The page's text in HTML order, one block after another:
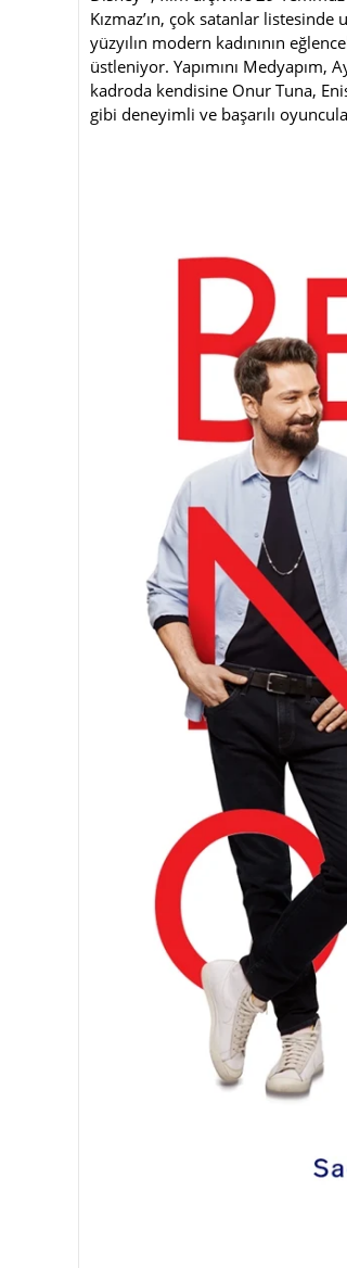
Kızmaz’ın, çok satanlar
yüzyılın modern kadınının
üstleniyor. Yapımını Medyapım,
kadroda kendisine Onur Tuna,
gibi deneyimli ve başarılı